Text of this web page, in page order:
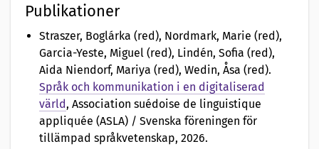
Publikationer
Straszer, Boglárka (red), Nordmark, Marie (red),
Garcia-Yeste, Miguel (red), Lindén, Sofia (red),
Aida Niendorf, Mariya (red), Wedin, Åsa (red).
Språk och kommunikation i en digitaliserad
värld, Association suédoise de linguistique
appliquée (ASLA) / Svenska föreningen för
tillämpad språkvetenskap, 2026.